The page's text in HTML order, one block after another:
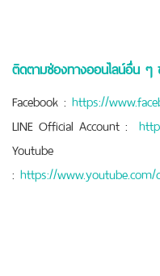
ติดตามช่องทางออนไลน์อื่น ๆ
Facebook : https://
LINE Official Account :
Youtube
: https://www.youtube.com/